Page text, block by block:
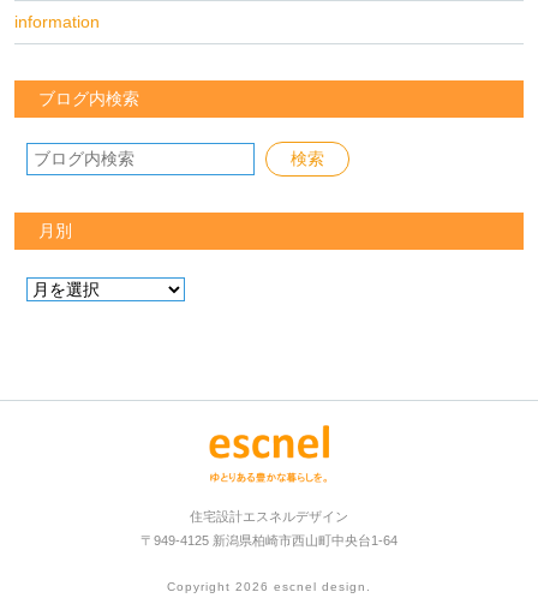
information
ブログ内検索
月別
住宅設計エスネルデザイン
〒949-4125 新潟県柏崎市西山町中央台1-64
Copyright 2026 escnel design